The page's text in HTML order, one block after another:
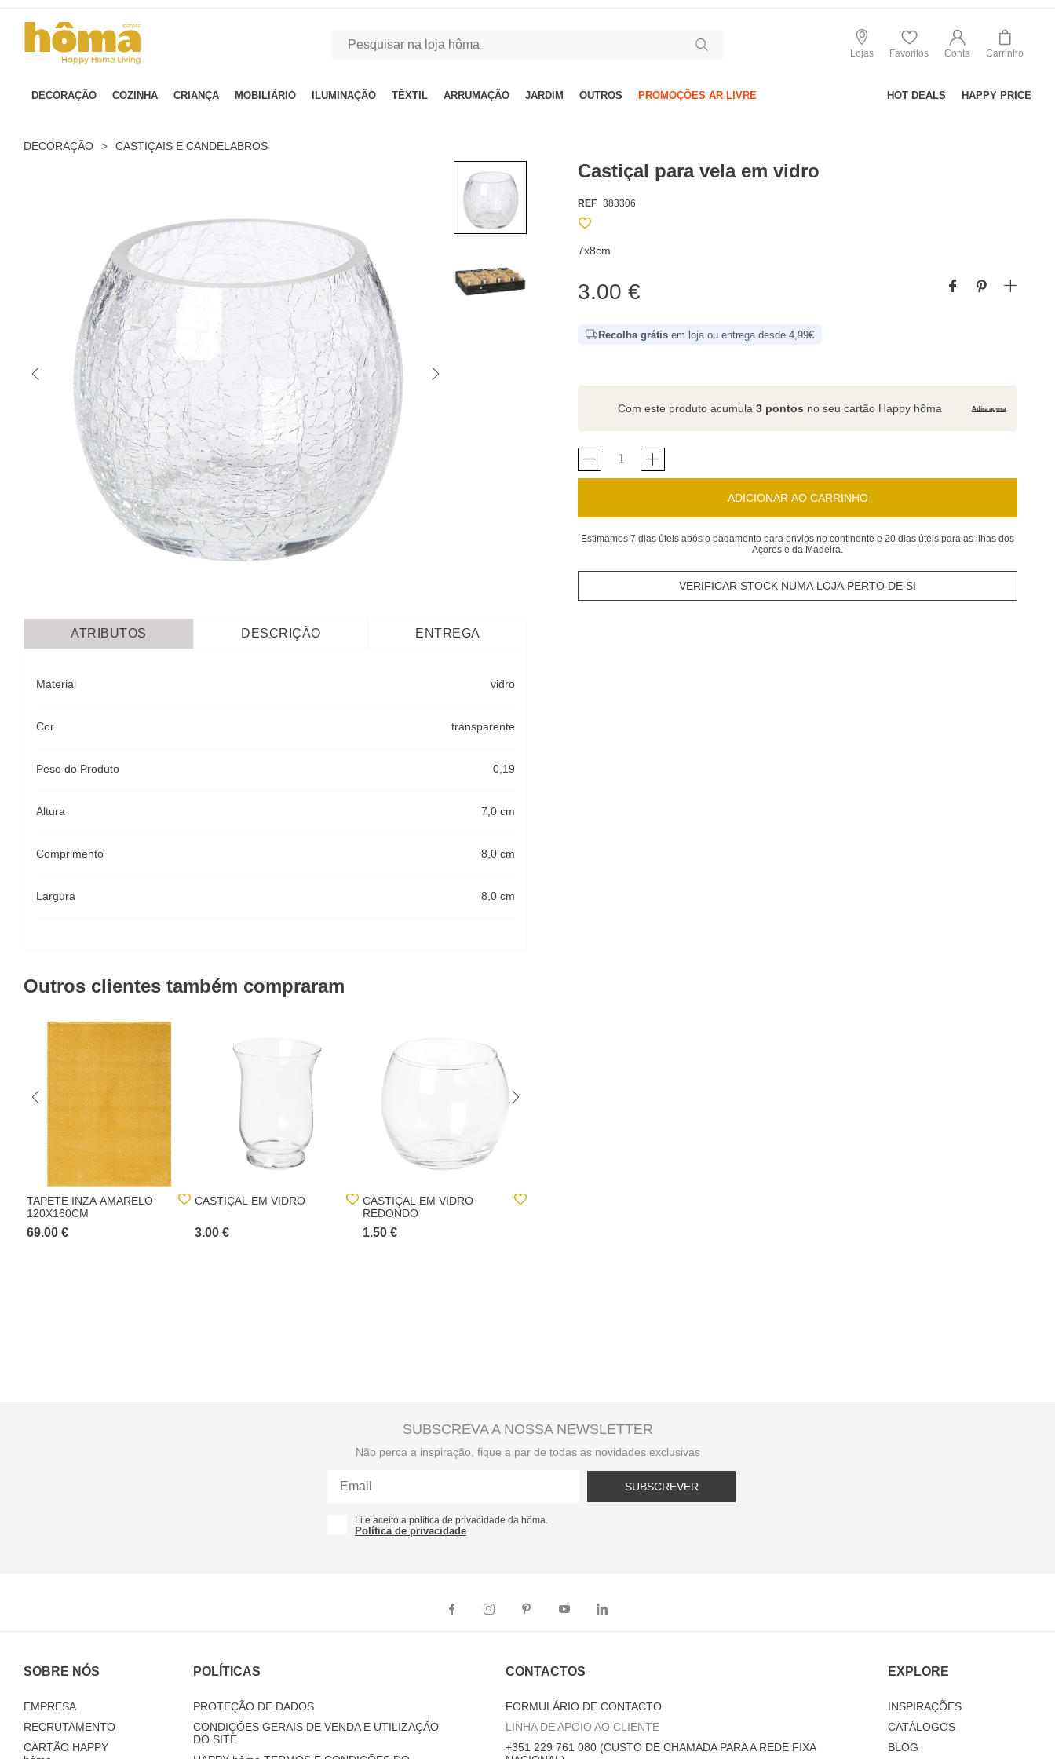
Lojas Favoritos Conta Carrinho
DECORAÇÃO COZINHA CRIANÇA MOBILIÁRIO ILUMINAÇÃO TÊXTIL ARRUMAÇÃO JARDIM OUTROS PROMOÇÕES AR LIVRE HOT DEALS HAPPY PRICE
DECORAÇÃO > CASTIÇAIS E CANDELABROS
Castiçal para vela em vidro
REF 383306
7x8cm
3.00 €
Recolha grátis em loja ou entrega desde 4,99€
Com este produto acumula3 pontos no seu cartão Happy hôma Adira agora
ADICIONAR AO CARRINHO
Estimamos 7 dias úteis após o pagamento para envios no continente e 20 dias úteis para as ilhas dos
Açores e da Madeira.
VERIFICAR STOCK NUMA LOJA PERTO DE SI
ATRIBUTOS DESCRIÇÃO ENTREGA
Material vidro
Cor transparente
Peso do Produto 0,19
Altura 7,0 cm
Comprimento 8,0 cm
Largura 8,0 cm
Outros clientes também compraram
TAPETE INZA AMARELO
120X160CM
69.00 €
CASTIÇAL EM VIDRO
3.00 €
CASTIÇAL EM VIDRO
REDONDO
1.50 €
SUBSCREVA A NOSSA NEWSLETTER
Não perca a inspiração, fique a par de todas as novidades exclusivas
SUBSCREVER
Li e aceito a política de privacidade da hôma.
Política de privacidade
SOBRE NÓS
EMPRESA
RECRUTAMENTO
CARTÃO HAPPY
POLÍTICAS
PROTEÇÃO DE DADOS
CONDIÇÕES GERAIS DE VENDA E UTILIZAÇÃO
DO SITE
CONTACTOS
FORMULÁRIO DE CONTACTO
LINHA DE APOIO AO CLIENTE
+351 229 761 080 (CUSTO DE CHAMADA PARA A REDE FIXA
EXPLORE
INSPIRAÇÕES
CATÁLOGOS
BLOG